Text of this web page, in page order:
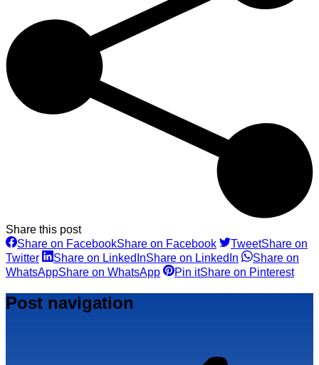
Share this post
Share on FacebookShare on Facebook TweetShare on
Twitter
Share on LinkedInShare on LinkedIn
Share on
WhatsAppShare on WhatsApp Pin itShare on Pinterest
Post navigation